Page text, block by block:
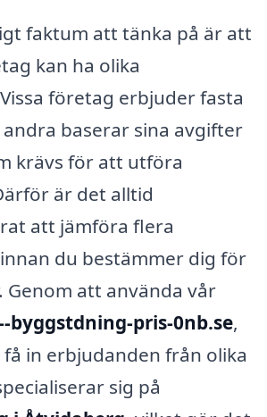
faktum att tänka på är att
kan ha olika
företag erbjuder fasta
baserar sina avgifter
krävs för att utföra
är det alltid
att jämföra flera
du bestämmer dig för
Genom att använda vår
byggstdning-pris-0nb.se,
in erbjudanden från olika
sig på